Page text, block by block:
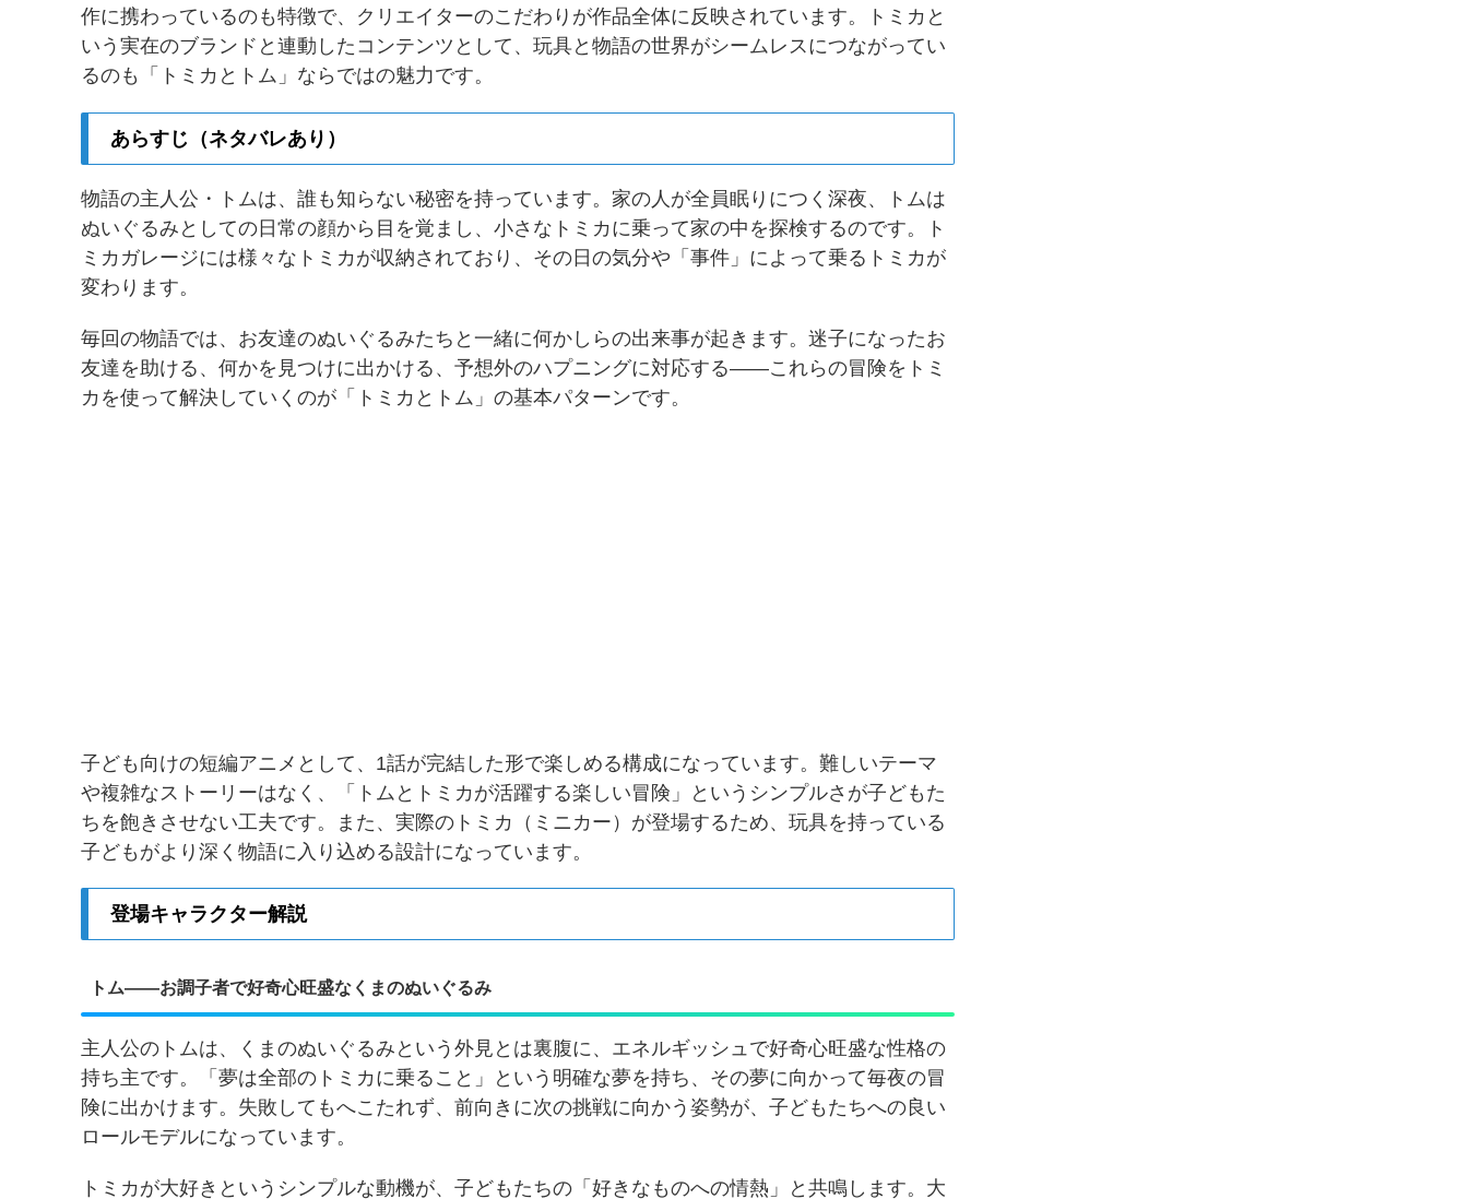
作に携わっているのも特徴で、クリエイターのこだわりが作品全体に反映されています。トミカと
いう実在のブランドと連動したコンテンツとして、玩具と物語の世界がシームレスにつながってい
るのも「トミカとトム」ならではの魅力です。
あらすじ（ネタバレあり）
物語の主人公・トムは、誰も知らない秘密を持っています。家の人が全員眠りにつく深夜、トムは
ぬいぐるみとしての日常の顔から目を覚まし、小さなトミカに乗って家の中を探検するのです。ト
ミカガレージには様々なトミカが収納されており、その日の気分や「事件」によって乗るトミカが
変わります。
毎回の物語では、お友達のぬいぐるみたちと一緒に何かしらの出来事が起きます。迷子になったお
友達を助ける、何かを見つけに出かける、予想外のハプニングに対応する——これらの冒険をトミ
カを使って解決していくのが「トミカとトム」の基本パターンです。
子ども向けの短編アニメとして、1話が完結した形で楽しめる構成になっています。難しいテーマ
や複雑なストーリーはなく、「トムとトミカが活躍する楽しい冒険」というシンプルさが子どもた
ちを飽きさせない工夫です。また、実際のトミカ（ミニカー）が登場するため、玩具を持っている
子どもがより深く物語に入り込める設計になっています。
登場キャラクター解説
トム——お調子者で好奇心旺盛なくまのぬいぐるみ
主人公のトムは、くまのぬいぐるみという外見とは裏腹に、エネルギッシュで好奇心旺盛な性格の
持ち主です。「夢は全部のトミカに乗ること」という明確な夢を持ち、その夢に向かって毎夜の冒
険に出かけます。失敗してもへこたれず、前向きに次の挑戦に向かう姿勢が、子どもたちへの良い
ロールモデルになっています。
トミカが大好きというシンプルな動機が、子どもたちの「好きなものへの情熱」と共鳴します。大